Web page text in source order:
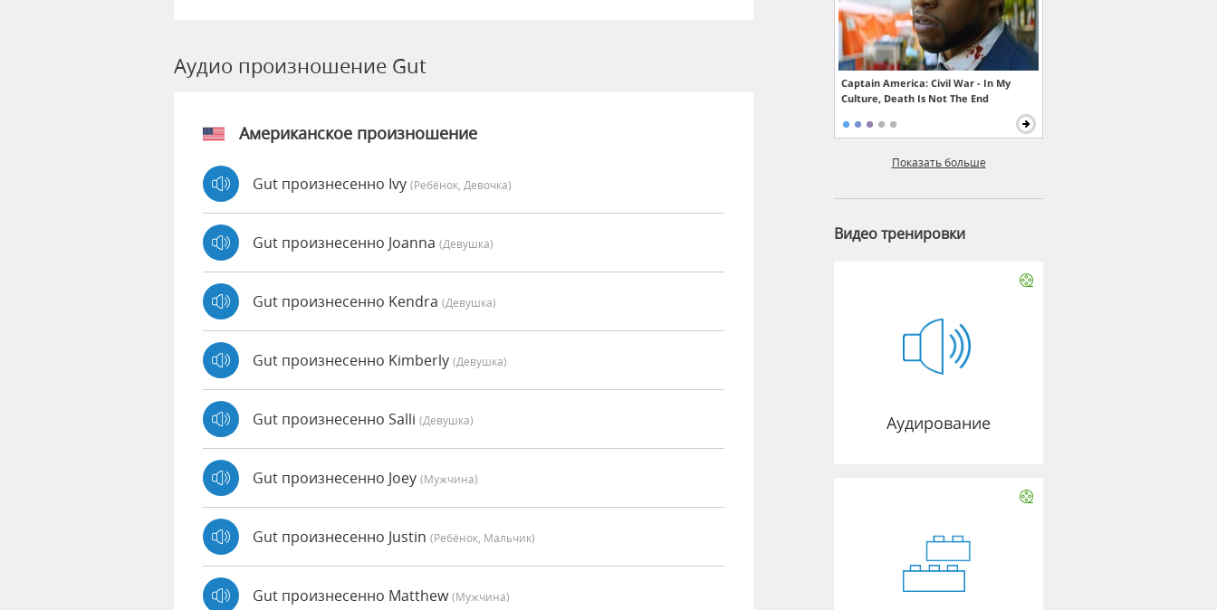
Аудио произношение Gut
Американское произношение
Gut произнесенно Ivy (Ребёнок, Девочка)
Gut произнесенно Joanna (девушка)
Gut произнесенно Kendra (девушка)
Gut произнесенно Kimberly (девушка)
Gut произнесенно Salli (девушка)
Gut произнесенно Joey (мужчина)
Gut произнесенно Justin (Ребёнок, Мальчик)
Gut произнесенно Matthew(мужчина)
Captain America: Civil War - In My
Culture, Death Is Not The End
Показать больше
Видео тренировки
Аудирование